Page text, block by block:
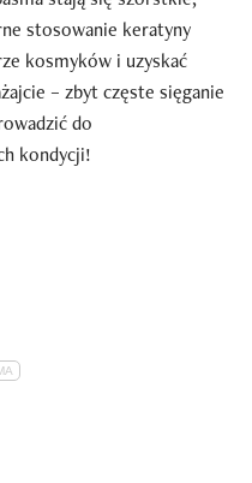
stosowanie keratyny
kosmyków i uzyskać
– zbyt częste sięganie
do
kondycji!